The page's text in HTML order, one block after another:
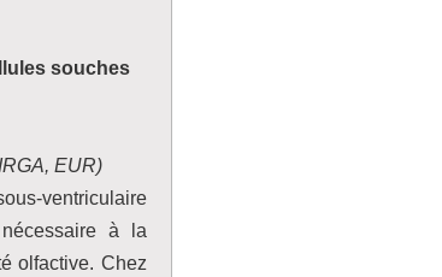
souches
EUR)
ventriculaire
à la
olfactive. Chez